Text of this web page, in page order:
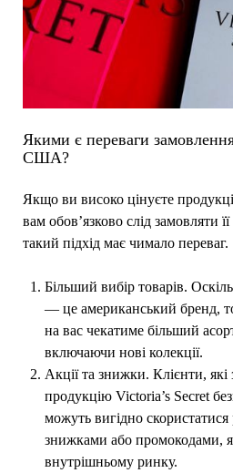
Якими є переваги
США?
Якщо ви високо цінуєте
вам обов’язково слід
такий підхід має чимало переваг.
Більший вибір товарів.
— це американський бренд,
на вас чекатиме більший
включаючи нові колекції.
Акції та знижки. Клієнти,
продукцію Victoria’s Secret
можуть вигідно
знижками або промокодами,
внутрішньому ринку.